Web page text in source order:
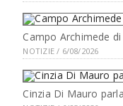
Campo Archimede
NOTIZIE / 6/08/2026
Cinzia Di Mauro